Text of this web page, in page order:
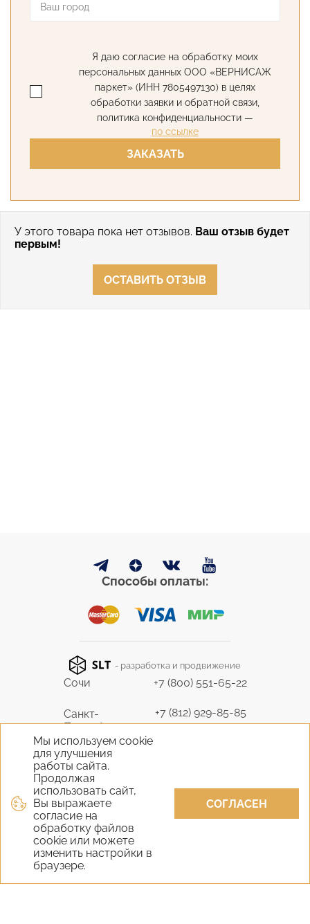
Мы используем cookie
для улучшения
работы сайта.
Продолжая
использовать сайт,
Вы выражаете
согласие на
обработку файлов
cookie или можете
изменить настройки в
браузере.
СОГЛАСЕН
Я даю согласие на обработку моих
персональных данных ООО «ВЕРНИСАЖ
паркет» (ИНН 7805497130) в целях
обработки заявки и обратной связи,
политика конфиденциальности —
по ссылке
ЗАКАЗАТЬ
У этого товара пока нет отзывов. Ваш отзыв будет
первым!
ОСТАВИТЬ ОТЗЫВ
Способы оплаты:
- разработка и продвижение
Сочи +7 (800) 551-65-22
Санкт-
Петербург
+7 (812) 929-85-85
9298585@bk.ru
Москва
Крым
+7 (978) 824-31-10
vernisage-c@mail.ru
Екатеринбург